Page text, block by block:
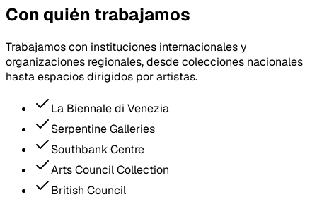
Con quién trabajamos
Trabajamos con instituciones internacionales y
organizaciones regionales, desde colecciones nacionales
hasta espacios dirigidos por artistas.
La Biennale di Venezia
Serpentine Galleries
Southbank Centre
Arts Council Collection
British Council